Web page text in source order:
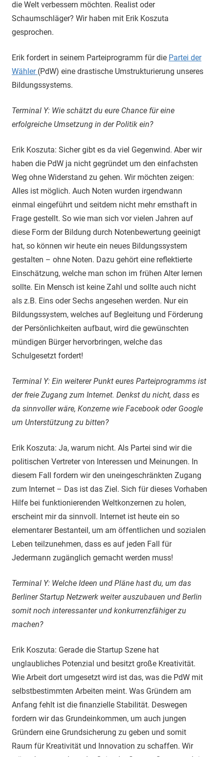
die Welt verbessern möchten. Realist oder
Schaumschläger? Wir haben mit Erik Koszuta
gesprochen.
Erik fordert in seinem Parteiprogramm für die Partei der
Wähler (PdW) eine drastische Umstrukturierung unseres
Bildungssystems.
Terminal Y: Wie schätzt du eure Chance für eine
erfolgreiche Umsetzung in der Politik ein?
Erik Koszuta: Sicher gibt es da viel Gegenwind. Aber wir
haben die PdW ja nicht gegründet um den einfachsten
Weg ohne Widerstand zu gehen. Wir möchten zeigen:
Alles ist möglich. Auch Noten wurden irgendwann
einmal eingeführt und seitdem nicht mehr ernsthaft in
Frage gestellt. So wie man sich vor vielen Jahren auf
diese Form der Bildung durch Notenbewertung geeinigt
hat, so können wir heute ein neues Bildungssystem
gestalten – ohne Noten. Dazu gehört eine reflektierte
Einschätzung, welche man schon im frühen Alter lernen
sollte. Ein Mensch ist keine Zahl und sollte auch nicht
als z.B. Eins oder Sechs angesehen werden. Nur ein
Bildungssystem, welches auf Begleitung und Förderung
der Persönlichkeiten aufbaut, wird die gewünschten
mündigen Bürger hervorbringen, welche das
Schulgesetzt fordert!
Terminal Y: Ein weiterer Punkt eures Parteiprogramms ist
der freie Zugang zum Internet. Denkst du nicht, dass es
da sinnvoller wäre, Konzerne wie Facebook oder Google
um Unterstützung zu bitten?
Erik Koszuta: Ja, warum nicht. Als Partei sind wir die
politischen Vertreter von Interessen und Meinungen. In
diesem Fall fordern wir den uneingeschränkten Zugang
zum Internet – Das ist das Ziel. Sich für dieses Vorhaben
Hilfe bei funktionierenden Weltkonzernen zu holen,
erscheint mir da sinnvoll. Internet ist heute ein so
elementarer Bestanteil, um am öffentlichen und sozialen
Leben teilzunehmen, dass es auf jeden Fall für
Jedermann zugänglich gemacht werden muss!
Terminal Y: Welche Ideen und Pläne hast du, um das
Berliner Startup Netzwerk weiter auszubauen und Berlin
somit noch interessanter und konkurrenzfähiger zu
machen?
Erik Koszuta: Gerade die Startup Szene hat
unglaubliches Potenzial und besitzt große Kreativität.
Wie Arbeit dort umgesetzt wird ist das, was die PdW mit
selbstbestimmten Arbeiten meint. Was Gründern am
Anfang fehlt ist die finanzielle Stabilität. Deswegen
fordern wir das Grundeinkommen, um auch jungen
Gründern eine Grundsicherung zu geben und somit
Raum für Kreativität und Innovation zu schaffen. Wir